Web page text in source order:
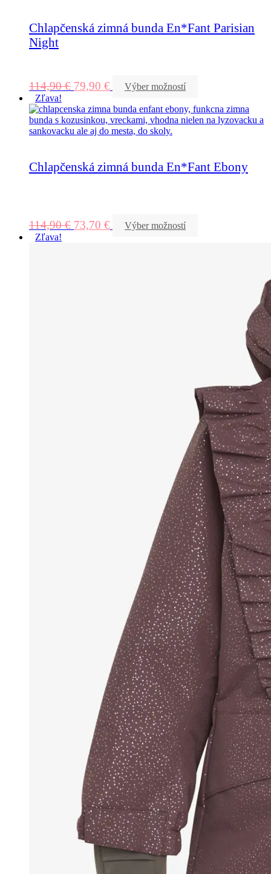
Chlapčenská zimná bunda En*Fant Parisian
Night
114,90€ 79,90 €
Výber možností
Zľava!
Chlapčenská zimná bunda En*Fant Ebony
114,90€ 73,70 €
Výber možností
Zľava!